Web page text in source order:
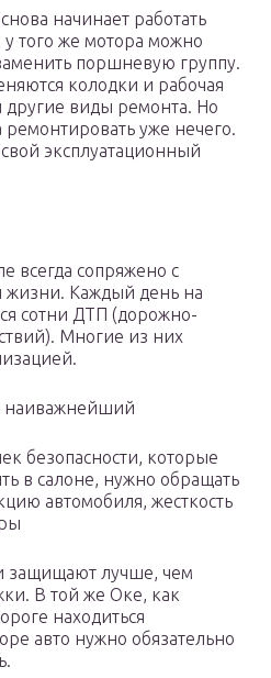
начинает работать
того же мотора можно
поршневую группу.
колодки и рабочая
другие виды ремонта. Но
ремонтировать уже нечего.
эксплуатационный
всегда сопряжено с
жизни. Каждый день на
сотни ДТП (дорожно-
Многие из них
наиважнейший
безопасности, которые
в салоне, нужно обращать
автомобиля, жесткость
защищают лучше, чем
В той же Оке, как
находиться
авто нужно обязательно